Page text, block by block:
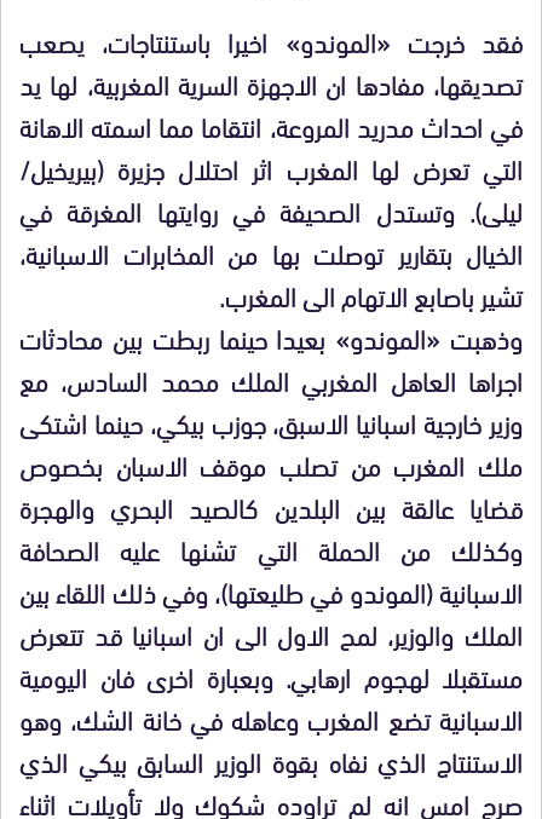
فقد خرجت «الموندو» اخيرا باستنتاجات، يصعب
تصديقها، مفادها ان الاجهزة السرية المغربية، لها يد
في احداث مدريد المروعة، انتقاما مما اسمته الاهانة
التي تعرض لها المغرب اثر احتلال جزيرة (بيريخيل/
ليلى). وتستدل الصحيفة في روايتها المغرقة في
الخيال بتقارير توصلت بها من المخابرات الاسبانية،
تشير باصابع الاتهام الى المغرب.
وذهبت «الموندو» بعيدا حينما ربطت بين محادثات
اجراها العاهل المغربي الملك محمد السادس، مع
وزير خارجية اسبانيا الاسبق، جوزب بيكي، حينما اشتكى
ملك المغرب من تصلب موقف الاسبان بخصوص
قضايا عالقة بين البلدين كالصيد البحري والهجرة
وكذلك من الحملة التي تشنها عليه الصحافة
الاسبانية (الموندو في طليعتها)، وفي ذلك اللقاء بين
الملك والوزير، لمح الاول الى ان اسبانيا قد تتعرض
مستقبلا لهجوم ارهابي. وبعبارة اخرى فان اليومية
الاسبانية تضع المغرب وعاهله في خانة الشك، وهو
الاستنتاج الذي نفاه بقوة الوزير السابق بيكي الذي
صرح امس انه لم تراوده شكوك ولا تأويلات اثناء